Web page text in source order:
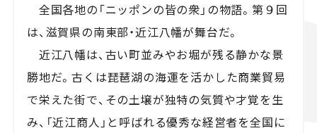
全国各地の「ニッポンの皆の衆」の物語。第９回
は、滋賀県の南東部・近江八幡が舞台だ。
近江八幡は、古い町並みやお堀が残る静かな景
勝地だ。古くは琵琶湖の海運を活かした商業貿易
で栄えた街で、その土壌が独特の気質や才覚を生
み、「近江商人」と呼ばれる優秀な経営者を全国に